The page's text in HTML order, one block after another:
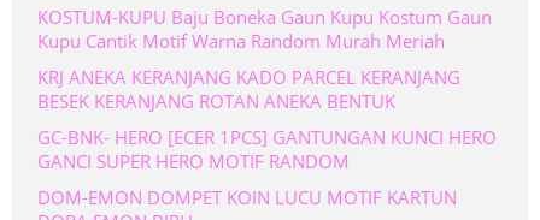
KOSTUM-KUPU Baju Boneka Gaun Kupu Kostum Gaun
Kupu Cantik Motif Warna Random Murah Meriah
KRJ ANEKA KERANJANG KADO PARCEL KERANJANG
BESEK KERANJANG ROTAN ANEKA BENTUK
GC-BNK- HERO [ECER 1PCS] GANTUNGAN KUNCI HERO
GANCI SUPER HERO MOTIF RANDOM
DOM-EMON DOMPET KOIN LUCU MOTIF KARTUN